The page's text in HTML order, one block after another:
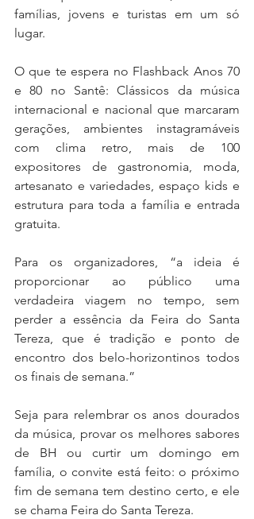
famílias, jovens e turistas em um só
lugar.
O que te espera no Flashback Anos 70
e 80 no Santê: Clássicos da música
internacional e nacional que marcaram
gerações, ambientes instagramáveis
com clima retro, mais de 100
expositores de gastronomia, moda,
artesanato e variedades, espaço kids e
estrutura para toda a família e entrada
gratuita.
Para os organizadores, “a ideia é
proporcionar ao público uma
verdadeira viagem no tempo, sem
perder a essência da Feira do Santa
Tereza, que é tradição e ponto de
encontro dos belo-horizontinos todos
os finais de semana.”
Seja para relembrar os anos dourados
da música, provar os melhores sabores
de BH ou curtir um domingo em
família, o convite está feito: o próximo
fim de semana tem destino certo, e ele
se chama Feira do Santa Tereza.